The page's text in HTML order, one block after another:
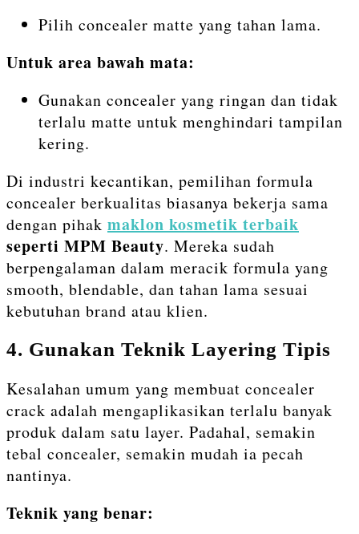
Pilih concealer matte yang tahan lama.
Untuk area bawah mata:
Gunakan concealer yang ringan dan tidak
terlalu matte untuk menghindari tampilan
kering.
Di industri kecantikan, pemilihan formula
concealer berkualitas biasanya bekerja sama
dengan pihak maklon kosmetik terbaik
seperti MPM Beauty. Mereka sudah
berpengalaman dalam meracik formula yang
smooth, blendable, dan tahan lama sesuai
kebutuhan brand atau klien.
4. Gunakan Teknik Layering Tipis
Kesalahan umum yang membuat concealer
crack adalah mengaplikasikan terlalu banyak
produk dalam satu layer. Padahal, semakin
tebal concealer, semakin mudah ia pecah
nantinya.
Teknik yang benar: